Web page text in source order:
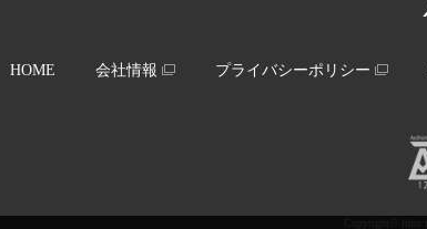
HOME 会社情報 プライバシーポリシー